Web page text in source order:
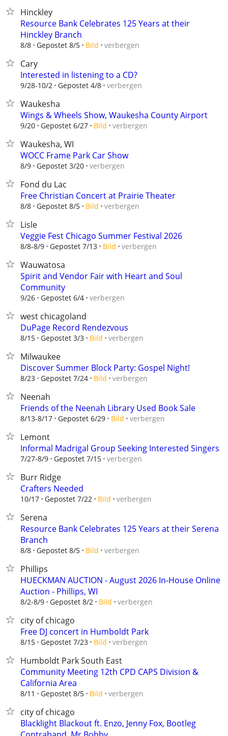
Hinckley
Resource Bank Celebrates 125 Years at their
Hinckley Branch
8/8 Gepostet 8/5 Bild verbergen
Cary
Interested in listening to a CD?
9/28-10/2 Gepostet 4/8 verbergen
Waukesha
Wings & Wheels Show, Waukesha County Airport
9/20 Gepostet 6/27 Bild verbergen
Waukesha, WI
WOCC Frame Park Car Show
8/9 Gepostet 3/20 verbergen
Fond du Lac
Free Christian Concert at Prairie Theater
8/8 Gepostet 8/5 Bild verbergen
Lisle
Veggie Fest Chicago Summer Festival 2026
8/8-8/9 Gepostet 7/13 Bild verbergen
Wauwatosa
Spirit and Vendor Fair with Heart and Soul
Community
9/26 Gepostet 6/4 verbergen
west chicagoland
DuPage Record Rendezvous
8/15 Gepostet 3/3 Bild verbergen
Milwaukee
Discover Summer Block Party: Gospel Night!
8/23 Gepostet 7/24 Bild verbergen
Neenah
Friends of the Neenah Library Used Book Sale
8/13-8/17 Gepostet 6/29 Bild verbergen
Lemont
Informal Madrigal Group Seeking Interested Singers
7/27-8/9 Gepostet 7/15 verbergen
Burr Ridge
Crafters Needed
10/17 Gepostet 7/22 Bild verbergen
Serena
Resource Bank Celebrates 125 Years at their Serena
Branch
8/8 Gepostet 8/5 Bild verbergen
Phillips
HUECKMAN AUCTION - August 2026 In-House Online
Auction - Phillips, WI
8/2-8/9 Gepostet 8/2 Bild verbergen
city of chicago
Free DJ concert in Humboldt Park
8/15 Gepostet 7/23 Bild verbergen
Humboldt Park South East
Community Meeting 12th CPD CAPS Division &
California Area
8/11 Gepostet 8/5 Bild verbergen
city of chicago
Blacklight Blackout ft. Enzo, Jenny Fox, Bootleg